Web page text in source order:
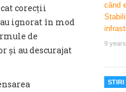
corecții
ignorat în mod
de
și au descurajat
9
STIRI